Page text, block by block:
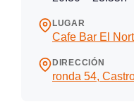
LUGAR
Cafe Bar El
DIRECCIÓN
ronda 54,